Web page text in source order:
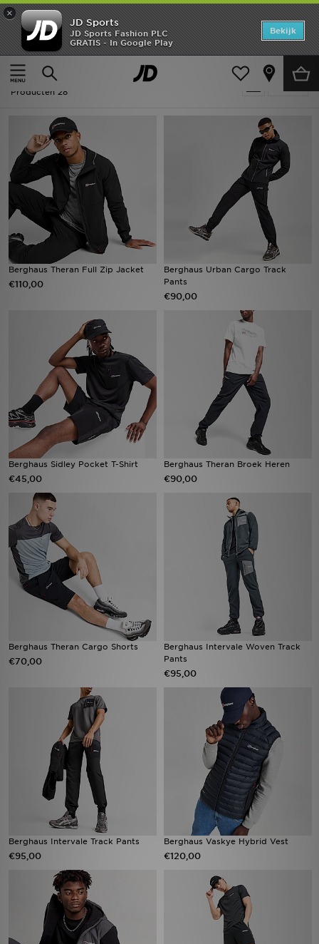
×
JD Sports
JD Sports Fashion PLC
GRATIS - In Google Play
Bekijk
Thuis
Heren
Heren - Zwart Berghaus Outdoor Edit
Producten 28
Berghaus Theran Full Zip Jacket
€110,00
Berghaus Urban Cargo Track
Pants
€90,00
Berghaus Sidley Pocket T-Shirt
€45,00
Berghaus Theran Broek Heren
€90,00
Berghaus Theran Cargo Shorts
€70,00
Berghaus Intervale Woven Track
Pants
€95,00
Berghaus Intervale Track Pants
€95,00
Berghaus Vaskye Hybrid Vest
€120,00
Home
Offers
New In
Dames
Kids
Collecties
Sports
Vind een winkel
Bestelling traceren
Mijn JD
Klantenservice
Download de app
Wie wij zijn